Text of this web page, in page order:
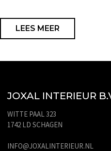
LEES MEER
JOXAL INTERIEUR
WITTE PAAL 323
1742 LD SCHAGEN
INFO@JOXALINTERIEUR.NL